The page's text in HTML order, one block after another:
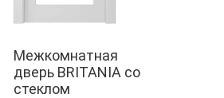
Межкомнатная
дверь BRITANIA со
стеклом